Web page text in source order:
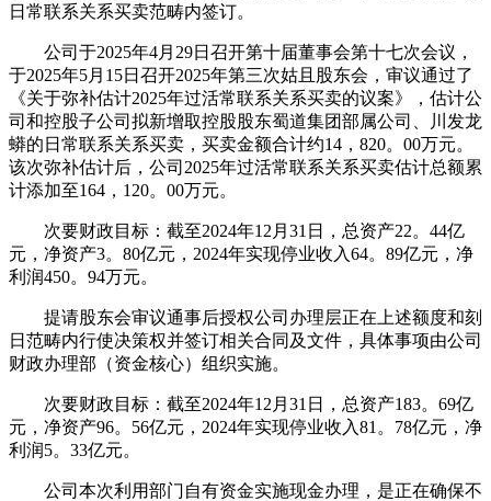
日常联系关系买卖范畴内签订。
公司于2025年4月29日召开第十届董事会第十七次会议，
于2025年5月15日召开2025年第三次姑且股东会，审议通过了
《关于弥补估计2025年过活常联系关系买卖的议案》，估计公
司和控股子公司拟新增取控股股东蜀道集团部属公司、川发龙
蟒的日常联系关系买卖，买卖金额合计约14，820。00万元。
该次弥补估计后，公司2025年过活常联系关系买卖估计总额累
计添加至164，120。00万元。
次要财政目标：截至2024年12月31日，总资产22。44亿
元，净资产3。80亿元，2024年实现停业收入64。89亿元，净
利润450。94万元。
提请股东会审议通事后授权公司办理层正在上述额度和刻
日范畴内行使决策权并签订相关合同及文件，具体事项由公司
财政办理部（资金核心）组织实施。
次要财政目标：截至2024年12月31日，总资产183。69亿
元，净资产96。56亿元，2024年实现停业收入81。78亿元，净
利润5。33亿元。
公司本次利用部门自有资金实施现金办理，是正在确保不